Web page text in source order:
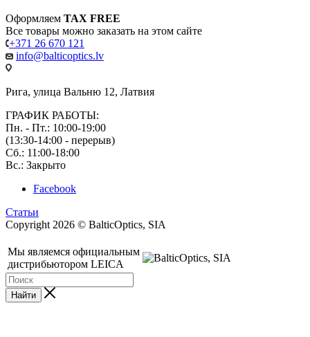
Оформляем TAX FREE
Все товары можно заказать на этом сайте
+371 26 670 121
info@balticoptics.lv
Рига, улица Вальню 12, Латвия
ГРАФИК РАБОТЫ:
Пн. - Пт.: 10:00-19:00
(13:30-14:00 - перерыв)
Сб.: 11:00-18:00
Вс.: Закрыто
Facebook
Статьи
Copyright 2026 © BalticOptics, SIA
Мы являемся официальным
дистрибьютором LEICA
Найти